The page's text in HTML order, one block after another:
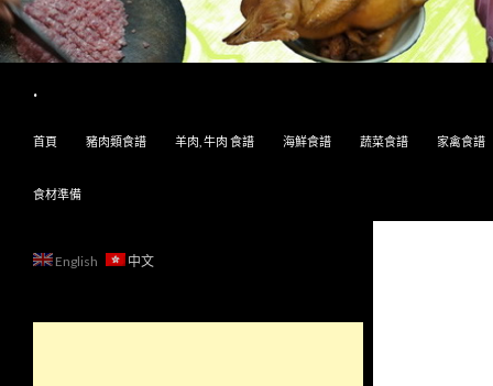
.
首頁
豬肉類食譜 羊肉, 牛肉 食譜 海鮮食譜 蔬菜食譜 家禽食譜
食材準備
English 中文